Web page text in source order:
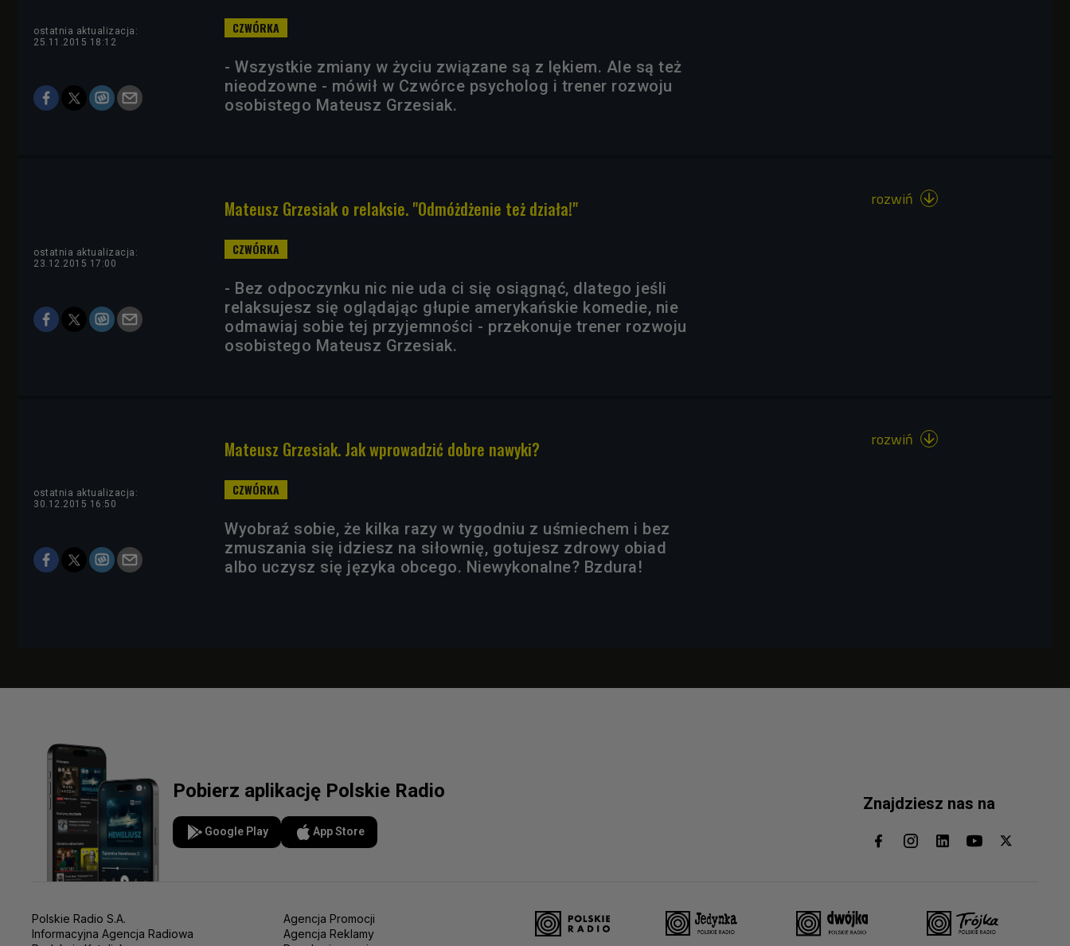
ostatnia aktualizacja:
25.11.2015 18:12
- Wszystkie zmiany w życiu związane są z lękiem. Ale są też
nieodzowne - mówił w Czwórce psycholog i trener rozwoju
osobistego Mateusz Grzesiak.
Mateusz Grzesiak o relaksie. "Odmóżdżenie też działa!"
ostatnia aktualizacja:
23.12.2015 17:00
- Bez odpoczynku nic nie uda ci się osiągnąć, dlatego jeśli
relaksujesz się oglądając głupie amerykańskie komedie, nie
odmawiaj sobie tej przyjemności - przekonuje trener rozwoju
osobistego Mateusz Grzesiak.
rozwiń 
Mateusz Grzesiak. Jak wprowadzić dobre nawyki?
ostatnia aktualizacja:
30.12.2015 16:50
Wyobraź sobie, że kilka razy w tygodniu z uśmiechem i bez
zmuszania się idziesz na siłownię, gotujesz zdrowy obiad
albo uczysz się języka obcego. Niewykonalne? Bzdura!
rozwiń 
Pobierz aplikację Polskie Radio
Google Play App Store
Znajdziesz nas na
Polskie Radio S.A.
Informacyjna Agencja Radiowa
Agencja Promocji
Agencja Reklamy